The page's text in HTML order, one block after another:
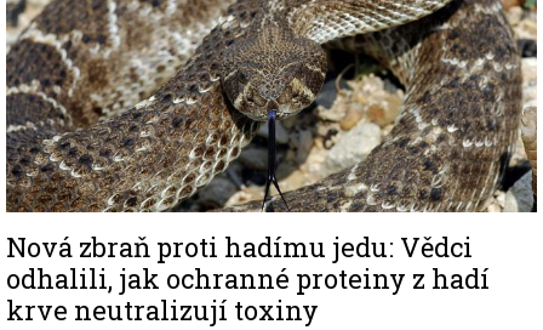
Nová zbraň proti hadímu jedu: Vědci
odhalili, jak ochranné proteiny z hadí
krve neutralizují toxiny